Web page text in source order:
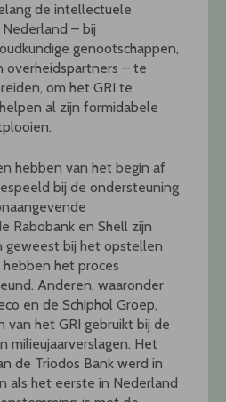
de intellectuele
– bij
genootschappen,
overheidspartners – te
om het GRI te
al zijn formidabele
hebben van het begin af
bij de ondersteuning
Rabobank en Shell zijn
geweest bij het opstellen
het proces
Anderen, waaronder
en de Schiphol Groep,
van het GRI gebruikt bij de
milieujaarverslagen. Het
de Triodos Bank werd in
als het eerste in Nederland